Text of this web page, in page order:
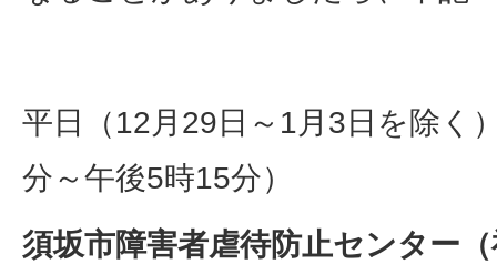
平日（12月29日～1月3日を除く
分～午後5時15分）
須坂市障害者虐待防止センター